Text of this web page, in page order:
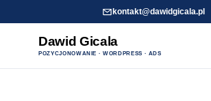
kontakt@dawidgicala.pl
Dawid Gicala
POZYCJONOWANIE · WORDPRESS · ADS